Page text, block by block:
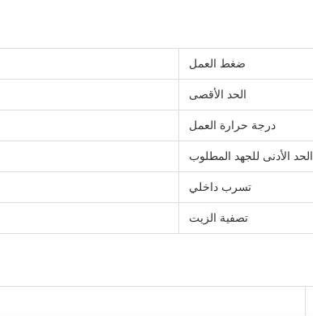
ضغط العمل
الحد الأقصى
درجة حرارة العمل
الحد الأدنى للجهد المطلوب
تسرب داخلي
تصفية الزيت